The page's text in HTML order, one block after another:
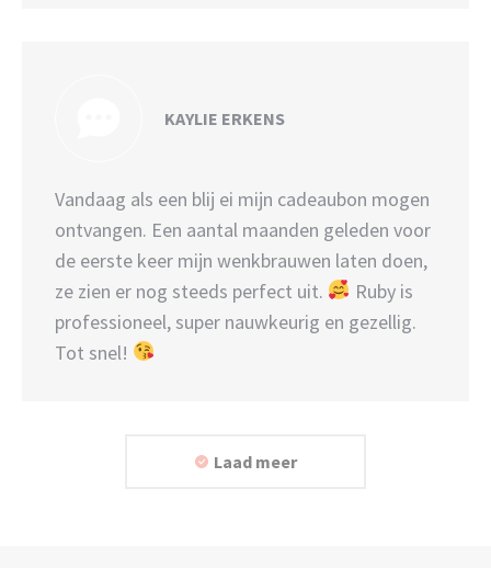
KAYLIE ERKENS
Vandaag als een blij ei mijn cadeaubon mogen
ontvangen. Een aantal maanden geleden voor
de eerste keer mijn wenkbrauwen laten doen,
ze zien er nog steeds perfect uit.
Ruby is
professioneel, super nauwkeurig en gezellig.
Tot snel!
Laad meer